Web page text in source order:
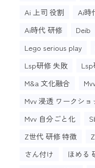
Ai 上司 役割
Ai時
Ai時代 研修
Deib
Lego serious play
Lsp研修 失敗
M&a 文化融合
Mvv 浸透 ワークショ
Mvv 自分ごと化
Z世代 研修 特徴
さん付け
ほめる